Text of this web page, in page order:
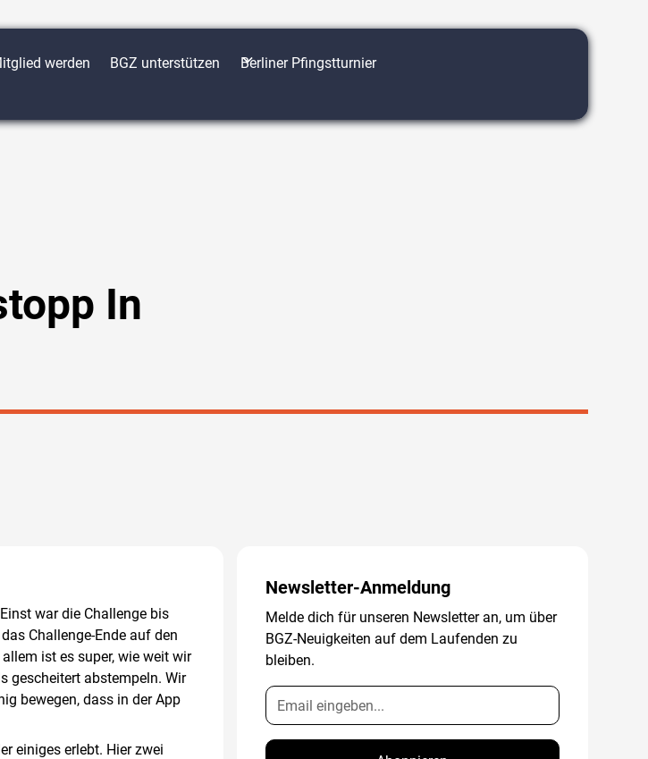
werden BGZ unterstützen Berliner Pfingstturnier
In
war die Challenge bis
Challenge-Ende auf den
ist es super, wie weit wir
gescheitert abstempeln. Wir
bewegen, dass in der App
einiges erlebt. Hier zwei
Newsletter-Anmeldung
Melde dich für unseren Newsletter an, um über
BGZ-Neuigkeiten auf dem Laufenden zu
bleiben.